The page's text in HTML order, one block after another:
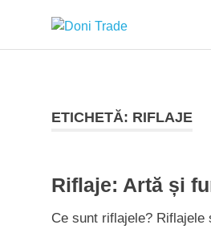
conținut
ETICHETĂ: RIFLAJE
Riflaje: Artă și
Ce sunt riflajele?